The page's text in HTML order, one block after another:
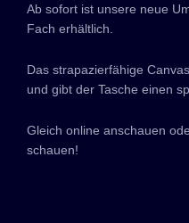
Ab sofort ist unsere neue
Fach erhältlich.
Das strapazierfähige
und gibt der Tasche einen
Gleich online anschauen
schauen!